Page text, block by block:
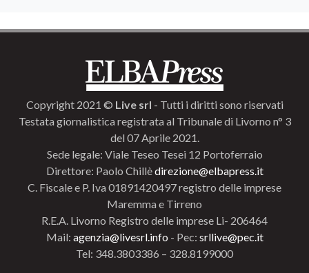
Copyright 2021 © Live srl - Tutti i diritti sono riservati
Testata giornalistica registrata al Tribunale di Livorno n° 3
del 07 Aprile 2021.
Sede legale: Viale Teseo Tesei 12 Portoferraio
Direttore: Paolo Chillèdirezione@elbapress.it
C. Fiscale e P. Iva 01891420497 registro delle imprese
Maremma e Tirreno
R.E.A. Livorno Registro delle imprese Li- 206464
Mail: agenzia@livesrl.info - Pec: srllive@pec.it
Tel: 348.3803386 – 328.8199000